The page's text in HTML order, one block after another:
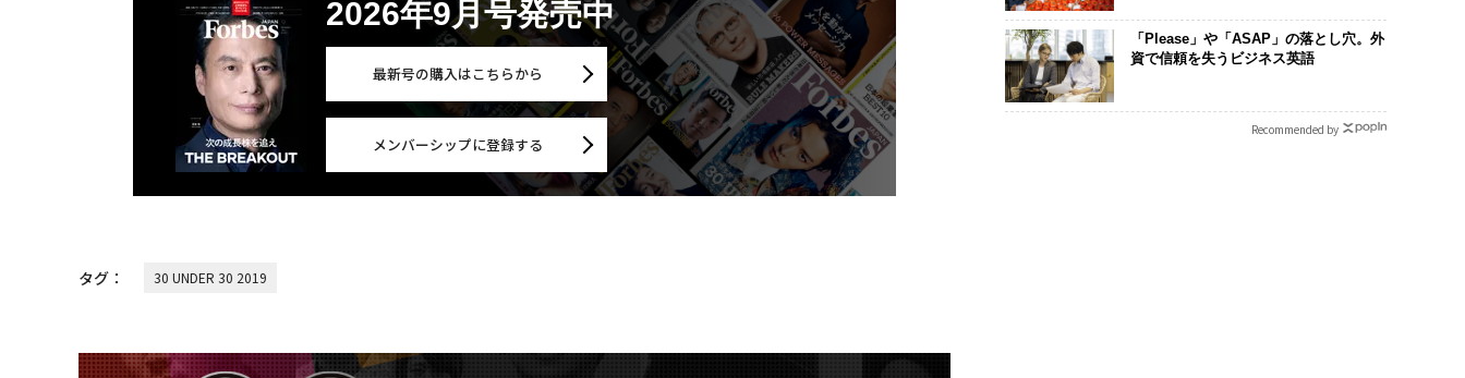
2026年9月号発売中
最新号の購入はこちらから
メンバーシップに登録する
タグ： 30 UNDER 30 2019
「Please」や「ASAP」の落とし穴。外
資で信頼を失うビジネス英語
Recommended by